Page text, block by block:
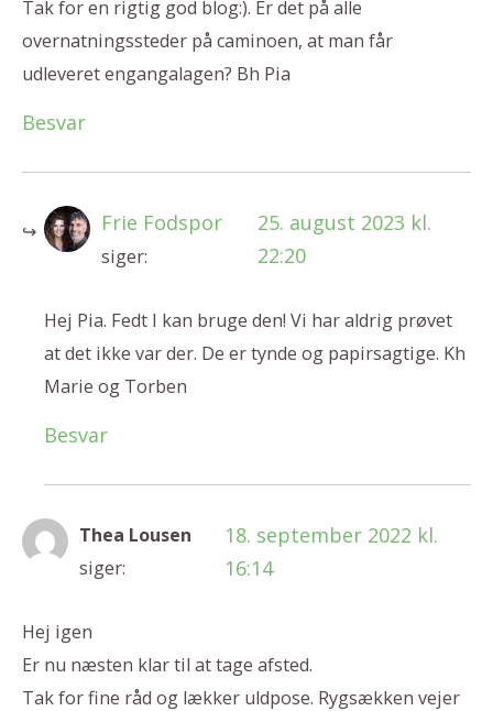
Tak for en rigtig god blog:). Er det på alle
overnatningssteder på caminoen, at man får
udleveret engangalagen? Bh Pia
Besvar
Frie Fodspor
siger:
25. august 2023 kl.
22:20
Hej Pia. Fedt I kan bruge den! Vi har aldrig prøvet
at det ikke var der. De er tynde og papirsagtige. Kh
Marie og Torben
Besvar
Thea Lousen
siger:
18. september 2022 kl.
16:14
Hej igen
Er nu næsten klar til at tage afsted.
Tak for fine råd og lækker uldpose. Rygsækken vejer